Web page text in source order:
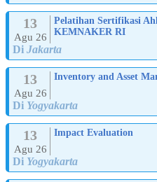
13
Agu 26
Pelatihan Sertifikasi
KEMNAKER RI
Di Jakarta
13
Agu 26
Inventory and Asset
Di Yogyakarta
13
Agu 26
Impact Evaluation
Di Yogyakarta